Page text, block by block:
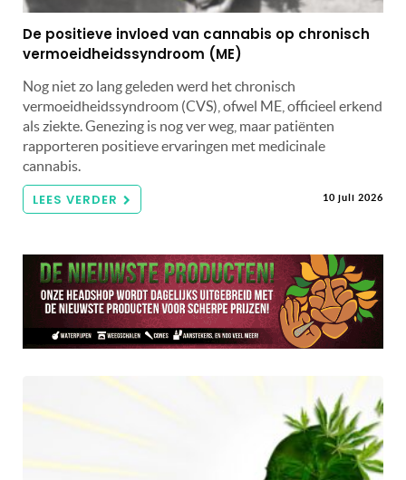
De positieve invloed van cannabis op chronisch
vermoeidheidssyndroom (ME)
Nog niet zo lang geleden werd het chronisch
vermoeidheidssyndroom (CVS), ofwel ME, officieel erkend
als ziekte. Genezing is nog ver weg, maar patiënten
rapporteren positieve ervaringen met medicinale
cannabis.
LEES VERDER 10 juli 2026